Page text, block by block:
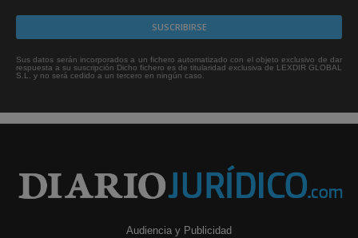
Sus datos serán incorporados a un fichero automatizado con el objeto exclusivo de dar
respuesta a su suscripción Dicho fichero es de titularidad exclusiva de LEXDIR GLOBAL
S.L. y no será cedido a un tercero en ningún caso.
Audiencia y Publicidad